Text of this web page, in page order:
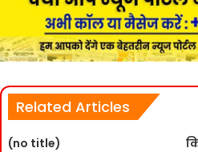
Related Articles
(no title)